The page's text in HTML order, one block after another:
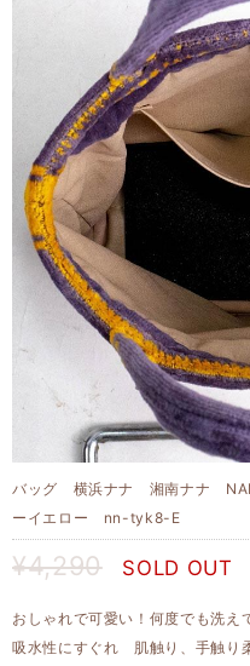
バッグ 横浜ナナ 湘南ナナ
ーイエロー nn-tyk8-E
¥4,290 SOLD OUT
おしゃれで可愛い！何度でも洗え
吸水性にすぐれ 肌触り、手触り